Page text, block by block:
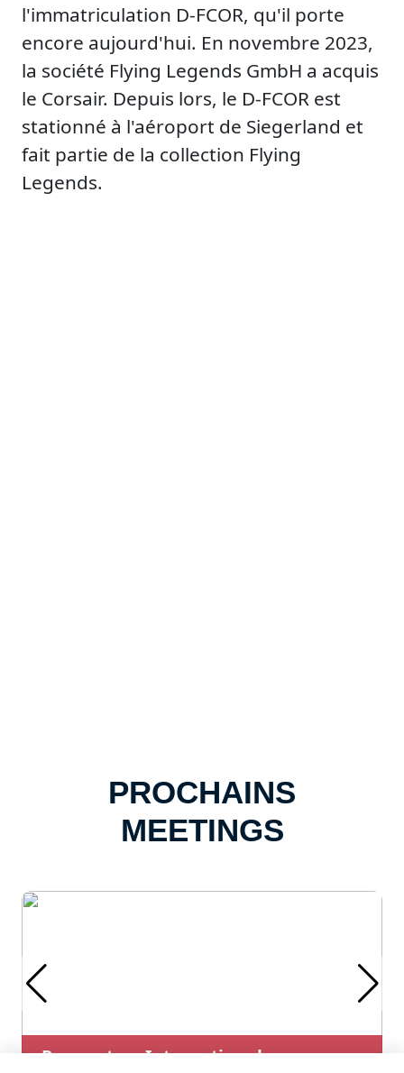
l'immatriculation D-FCOR, qu'il porte
encore aujourd'hui. En novembre 2023,
la société Flying Legends GmbH a acquis
le Corsair. Depuis lors, le D-FCOR est
stationné à l'aéroport de Siegerland et
fait partie de la collection Flying
Legends.
PROCHAINS
MEETINGS
Rencontres Internationales